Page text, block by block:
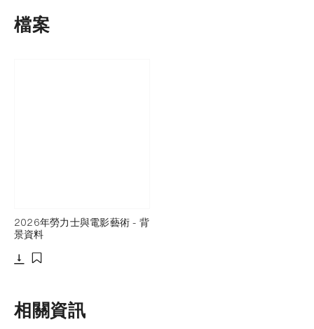
檔案
2026年勞力士與電影藝術 - 背
景資料
相關資訊